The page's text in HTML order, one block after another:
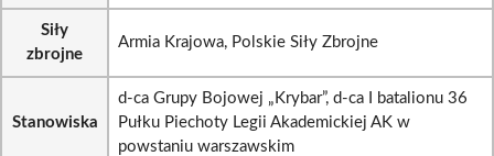
Siły
zbrojne
Armia Krajowa, Polskie Siły Zbrojne
Stanowiska
d-ca Grupy Bojowej „Krybar”, d-ca I batalionu 36
Pułku Piechoty Legii Akademickiej AK w
powstaniu warszawskim